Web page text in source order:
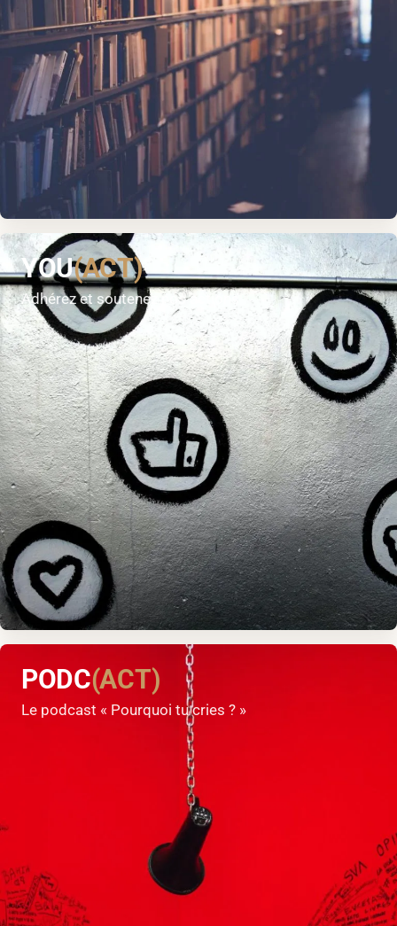
YOU(ACT)
Adhérez et soutenez nos actions
PODC(ACT)
Le podcast « Pourquoi tu cries ? »